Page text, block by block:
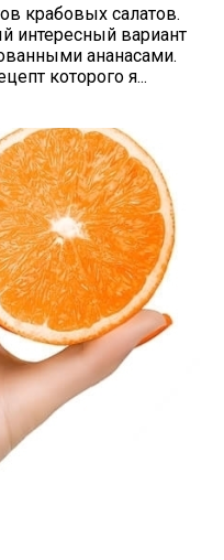
крабовых салатов.
интересный вариант
ананасами.
которого я...